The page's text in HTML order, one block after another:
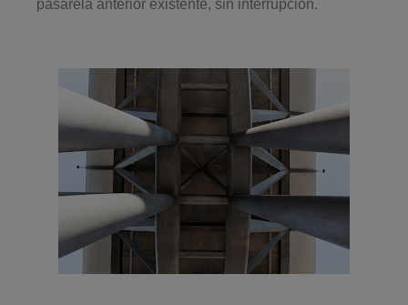
pasarela anterior existente, sin interrupción.